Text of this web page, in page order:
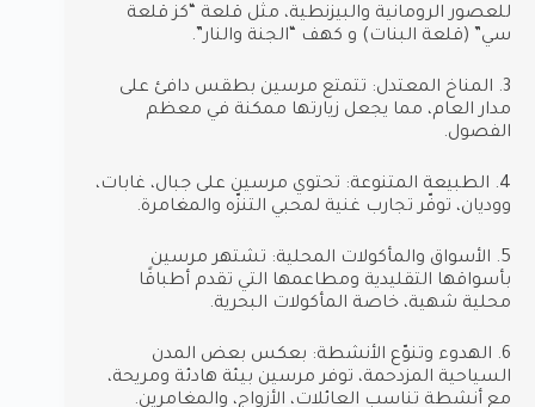
للعصور الرومانية والبيزنطية، مثل قلعة “كز قلعة
سي” (قلعة البنات) و كهف “الجنة والنار”.
3. المناخ المعتدل: تتمتع مرسين بطقس دافئ على
مدار العام، مما يجعل زيارتها ممكنة في معظم
الفصول.
4. الطبيعة المتنوعة: تحتوي مرسين على جبال، غابات،
ووديان، توفّر تجارب غنية لمحبي التنزّه والمغامرة.
5. الأسواق والمأكولات المحلية: تشتهر مرسين
بأسواقها التقليدية ومطاعمها التي تقدم أطباقًا
محلية شهية، خاصة المأكولات البحرية.
6. الهدوء وتنوّع الأنشطة: بعكس بعض المدن
السياحية المزدحمة، توفر مرسين بيئة هادئة ومريحة،
مع أنشطة تناسب العائلات، الأزواج، والمغامرين.